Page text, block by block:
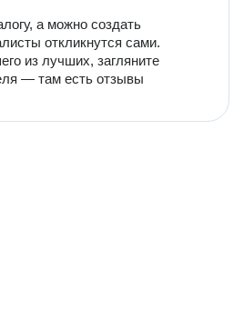
а можно создать
откликнутся сами.
из лучших, загляните
— там есть отзывы